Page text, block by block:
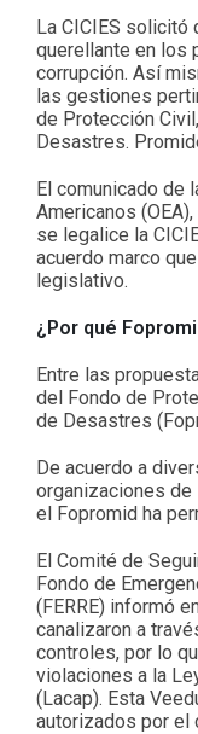
La CICIES solicitó
querellante en los
corrupción. Así
las gestiones
de Protección
Desastres.
El comunicado de
Americanos
se legalice la
acuerdo marco
legislativo.
¿Por qué
Entre las
del Fondo de
de Desastres
De acuerdo a
organizaciones de
el Fopromid ha
El Comité de
Fondo de
(FERRE) informó
canalizaron a
controles, por lo
violaciones a la
(Lacap). Esta
autorizados por el